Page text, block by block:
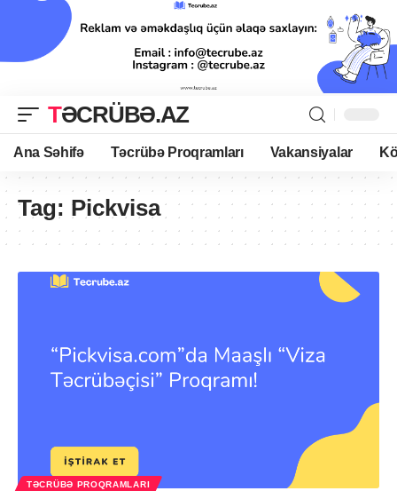
TƏCRÜBƏ.AZ
Ana Səhifə Təcrübə Proqramları Vakansiyalar
Tag: Pickvisa
TƏCRÜBƏ PROQRAMLARI